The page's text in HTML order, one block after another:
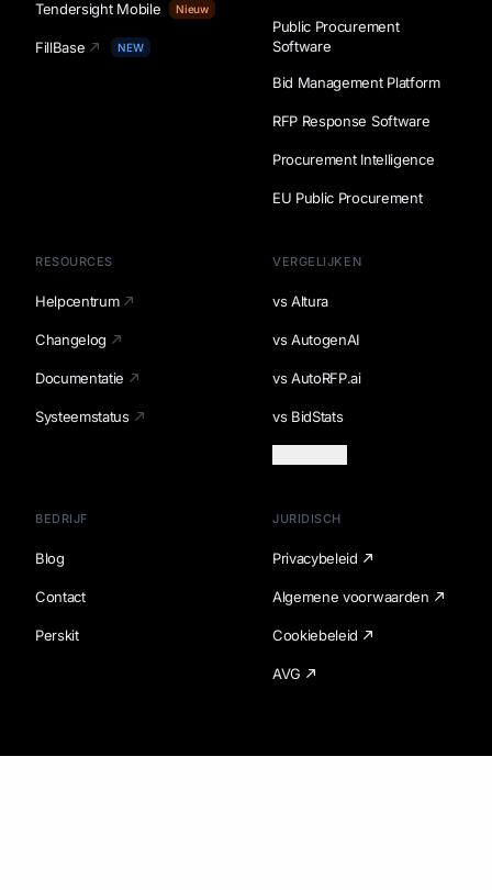
Tendersight Mobile Nieuw
FillBase NEW
Public Procurement
Software
Bid Management Platform
RFP Response Software
Procurement Intelligence
EU Public Procurement
RESOURCES
Helpcentrum
Changelog
Documentatie
Systeemstatus
VERGELIJKEN
vs Altura
vs AutogenAI
vs AutoRFP.ai
vs BidStats
BEDRIJF
Blog
Contact
Perskit
JURIDISCH
Privacybeleid
Algemene voorwaarden
Cookiebeleid
AVG